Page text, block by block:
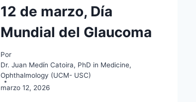
12 de marzo, Día
Mundial del Glaucoma
Por
Dr. Juan Medín Catoira, PhD in Medicine,
Ophthalmology (UCM- USC)
marzo 12, 2026